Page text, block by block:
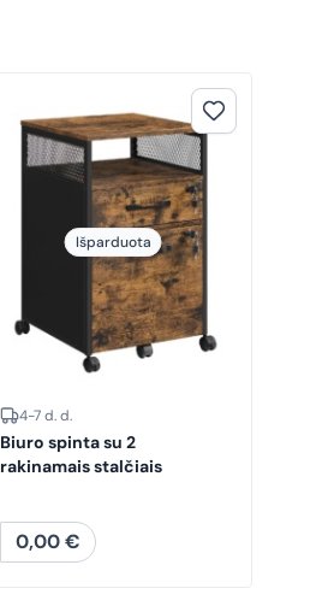
Išparduota
4-7 d. d.
Biuro spinta su 2
rakinamais stalčiais
0,00€